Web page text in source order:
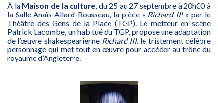
À la Maison de la culture , du 25 au 27 septembre à 20h00 à
la Salle Anaïs-Allard-Rousseau, la pièce « Richard III» par le
Théâtre des Gens de la Place (TGP). Le metteur en scène
Patrick Lacombe, un habitué du TGP, propose une adaptation
de l’œuvre shakespearienne Richard III, le tristement célèbre
personnage qui met tout en œuvre pour accéder au trône du
royaume d’Angleterre.